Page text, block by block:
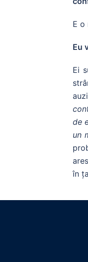
E o
Eu
Ei
de
un
în